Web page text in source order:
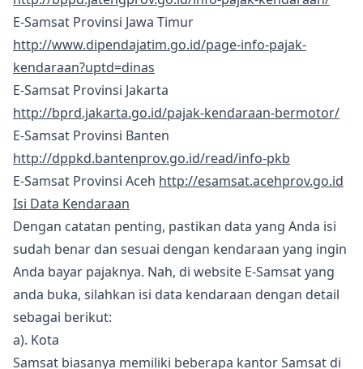
E-Samsat Provinsi Jawa Timur
http://www.dipendajatim.go.id/page-info-pajak-
kendaraan?uptd=dinas
E-Samsat Provinsi Jakarta
http://bprd.jakarta.go.id/pajak-kendaraan-bermotor/
E-Samsat Provinsi Banten
http://dppkd.bantenprov.go.id/read/info-pkb
E-Samsat Provinsi Aceh http://esamsat.acehprov.go.id
Isi Data Kendaraan
Dengan catatan penting, pastikan data yang Anda isi
sudah benar dan sesuai dengan kendaraan yang ingin
Anda bayar pajaknya. Nah, di website E-Samsat yang
anda buka, silahkan isi data kendaraan dengan detail
sebagai berikut:
a). Kota
Samsat biasanya memiliki beberapa kantor Samsat di